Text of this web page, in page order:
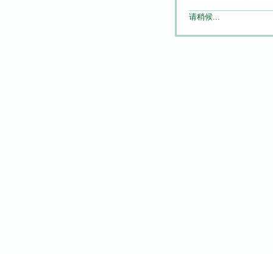
请稍候...